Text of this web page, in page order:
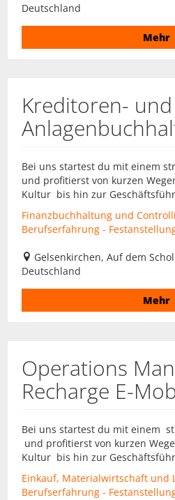
Deutschland
Mehr
Kreditoren- und
Bei uns startest du mit einem
und profitierst von kurzen
Kultur bis hin zur
Finanzbuchhaltung und
Berufserfahrung -
Gelsenkirchen, Auf dem
Deutschland
Mehr
Operations
Recharge E-
Bei uns startest du mit einem
und profitierst von kurzen
Kultur bis hin zur
Einkauf, Materialwirtschaft und
Berufserfahrung -